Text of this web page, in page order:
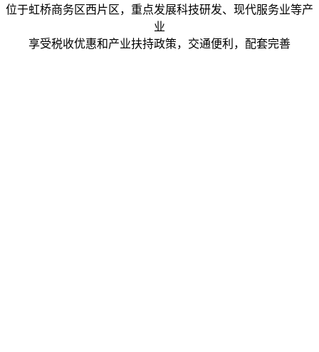
位于虹桥商务区西片区，重点发展科技研发、现代服务业等产
业
享受税收优惠和产业扶持政策，交通便利，配套完善